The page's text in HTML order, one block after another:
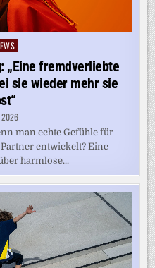
„Eine fremdverliebte
sie wieder mehr sie
man echte Gefühle für
entwickelt? Eine
harmlose...